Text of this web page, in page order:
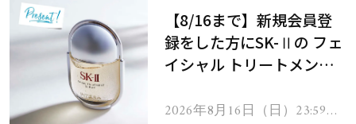
【8/16まで】新規会員登
録をした方にSK-Ⅱの フェ
イシャル トリートメント
2026年8月16日（日）23:59ま